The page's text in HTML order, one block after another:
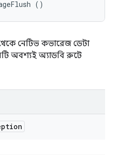
()
নেটিভ কভারেজ ডেটা
অবশ্যই অ্যাডবি রুটে